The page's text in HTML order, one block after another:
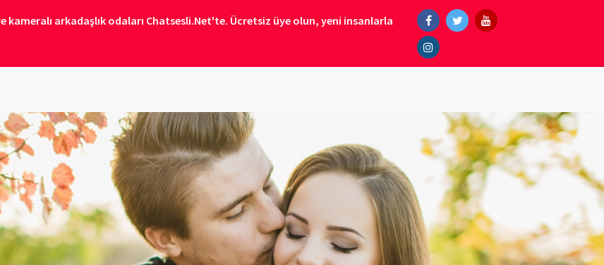
arkadaşlık odaları Chatsesli.Net'te. Ücretsiz üye olun, yeni insanlarla